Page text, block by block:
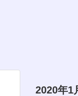
2020年1